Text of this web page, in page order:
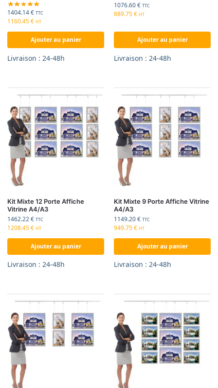
1404.14€ TTC
1160.45€ HT
Ajouter au panier
Livraison : 24-48h
1076.60€ TTC
889.75€ HT
Ajouter au panier
Livraison : 24-48h
Kit Mixte 12 Porte Affiche
Vitrine A4/A3
1462.22€ TTC
1208.45€ HT
Ajouter au panier
Livraison : 24-48h
Kit Mixte 9 Porte Affiche Vitrine
A4/A3
1149.20€ TTC
949.75€ HT
Ajouter au panier
Livraison : 24-48h